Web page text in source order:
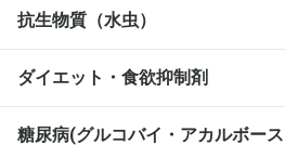
抗生物質（水虫）
ダイエット・食欲抑制剤
糖尿病(グルコバイ・アカルボー